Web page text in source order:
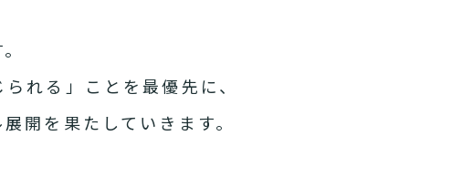
れる」ことを最優先に、
開を果たしていきます。